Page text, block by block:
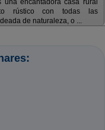
rústico con todas las
de naturaleza, o ...